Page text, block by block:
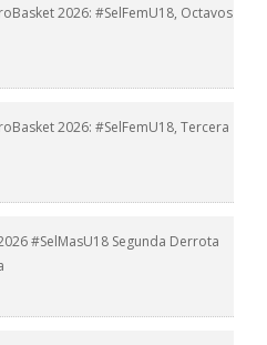
2026: #SelFemU18, Octavos
2026: #SelFemU18, Tercera
#SelMasU18 Segunda Derrota